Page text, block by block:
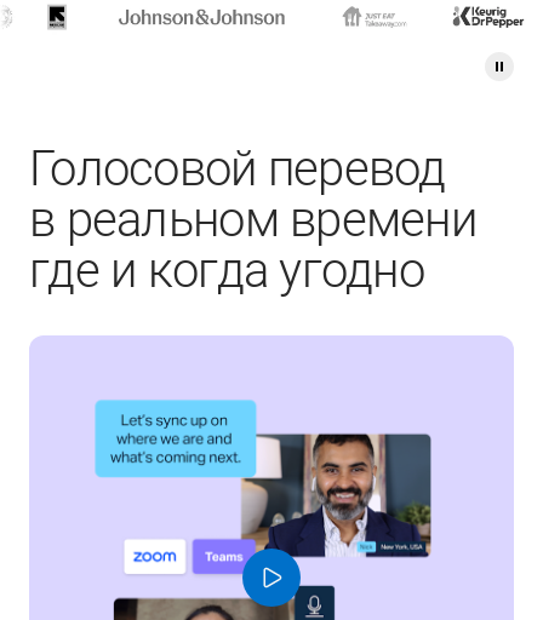
Голосовой перевод
в реальном времени
где и когда угодно